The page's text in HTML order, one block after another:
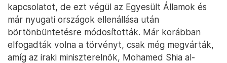
kapcsolatot, de ezt végül az Egyesült Államok és
már nyugati országok ellenállása után
börtönbüntetésre módosították. Már korábban
elfogadták volna a törvényt, csak még megvárták,
amíg az iraki miniszterelnök, Mohamed Shia al-